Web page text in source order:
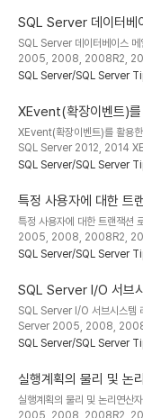
게 충돌을 방지할 수 있을까?
블 생성과 충돌 방지에 대해서
을 생성한다. -- Session 1:
#temptable_test ( id INT
,Name CHAR(100) NOT
SQL Server 데이터베
SQL Server 데이터베이스
2005, 2008, 2008R2,
제공하는 데이터베이스 메일
Tempdb 증가시 이메일로 경
http://sqlmvp.kr/
메일은 SMTP 서버 이름, 포트
을 발송한다. 이번 포스트는 생
정보 수정방법에 대해서 알아
경..
SQL Server/SQL Server
XEvent(확장이벤트)를
하기
XEvent(확장이벤트)를 활용
SQL Server 2012, 2014
transaction_log 이벤트를 사
트 테이블을 생성한다.
IDENTITY, c2 CHAR
INTO [TestTable]
다. -- Drop the session if
FROM
SQL Server/SQL Server
특정 사용자에 대한 트
특정 사용자에 대한 트랜잭
2005, 2008, 2008R2,
는 모든 일은 트랜잭션 로그에
는 방법에 대해서 다룬적이 있
http://sqlmvp.kr/
용한 삭제된 데이터 복구 :
SQL Server에서 Drop 및
http://sqlmvp.kr/
SQL Server/SQL Server
SQL Server I/O 서브
SQL Server I/O 서브시스템
Server 2005, 2008,
에 큰 영향을 주는 부분이 디스
시간이 증가되었음을 발견되
버 동작에서 변화가 발생한 것
실행할 정도로 통계가 오래된
SQL Server/SQL Server
실행계획의 물리 및 논
실행계획의 물리 및 논리연
2005, 2008, 2008R2,